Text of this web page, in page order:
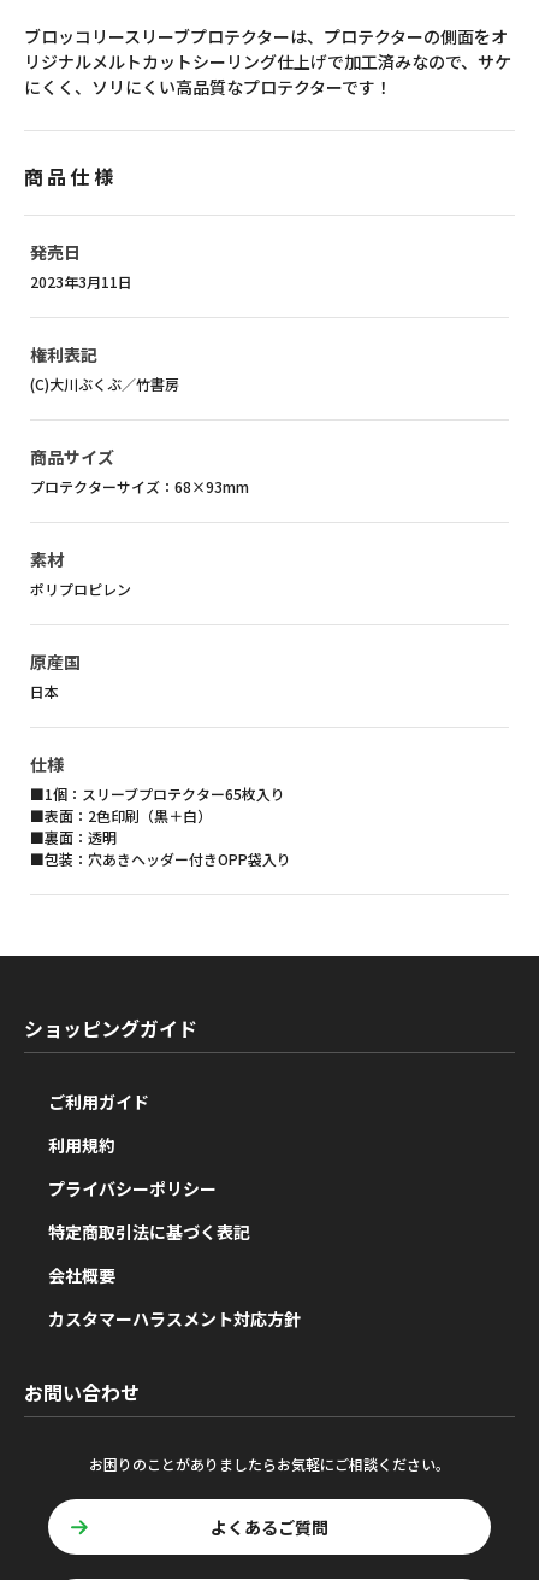
ブロッコリースリーブプロテクターは、プロテクターの側面をオ
リジナルメルトカットシーリング仕上げで加工済みなので、サケ
にくく、ソリにくい高品質なプロテクターです！
商品仕様
発売日
2023年3月11日
権利表記
(C)大川ぶくぶ／竹書房
商品サイズ
プロテクターサイズ：68×93mm
素材
ポリプロピレン
原産国
日本
仕様
■1個：スリーブプロテクター65枚入り
■表面：2色印刷（黒＋白）
■裏面：透明
■包装：穴あきヘッダー付きOPP袋入り
ショッピングガイド
ご利用ガイド
利用規約
プライバシーポリシー
特定商取引法に基づく表記
会社概要
カスタマーハラスメント対応方針
お問い合わせ
お困りのことがありましたらお気軽にご相談ください。
よくあるご質問